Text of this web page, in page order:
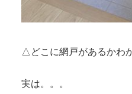
△どこに網戸があるかわ
実は。。。